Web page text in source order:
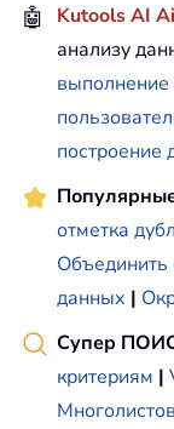
🤖 Kutools AI
анализу
выполнение
построение
отметка
Объединить
данных |
Супер
критериям |